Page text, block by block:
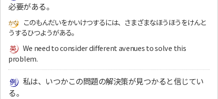
必要がある。
このもんだいをかいけつするには、さまざまなほうほうをけんと
うするひつようがある。
We need to consider different avenues to solve this
problem.
私は、いつかこの問題の解決策が見つかると信じてい
る。